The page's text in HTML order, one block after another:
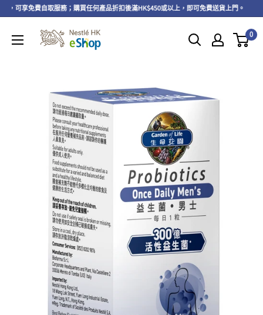
，可享免費自取服務；購買任何產品折扣後滿HK$450或以上，即可免費送貨上門。
0